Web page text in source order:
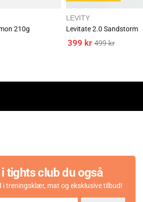
210g
LEVITY
Levitate 2.0 Sandstorm
499kr
399 kr
tights club du også
i treningsklær, mat og eksklusive tilbud!